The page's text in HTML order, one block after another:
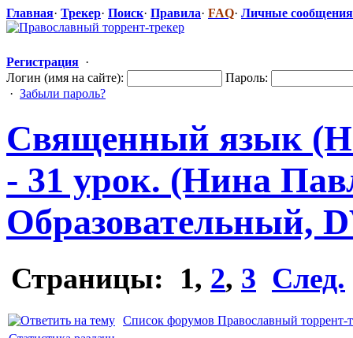
Главная· Трекер· Поиск· Правила· FAQ· Личные сообщения
Регистрация ·
Логин (имя на сайте):
Пароль:
· Забыли пароль?
Священный язык
- 31 урок. (Нина
Образователь​ный,
Страницы: 1, 2, 3 След.
Список форумов Православный торрент-